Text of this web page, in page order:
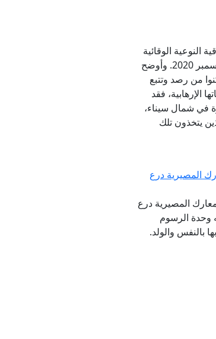
النوعية الوقائية
التي قامت بها القوات المسلحة المصرية في الفترة من الأول من ديسمبر 2020 وحتى 8 ديسمبر 2020. وأوضح
من رصد وتتبع
الإرهابية، فقد
للمواد المتفجرة في شمال سيناء،
إلى مقتل (25) إرهابيًّا من الذين يتخذون تلك
المصيرية درع
المصيرية درع
وحدة الرسوم
بالنفس والولد.